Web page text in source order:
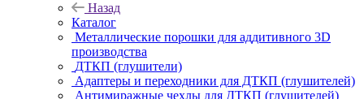
Назад
Каталог
Металлические порошки для аддитивного 3D
производства
ДТКП (глушители)
Адаптеры и переходники для ДТКП (глушителей)
Антимиражные чехлы для ДТКП (глушителей)